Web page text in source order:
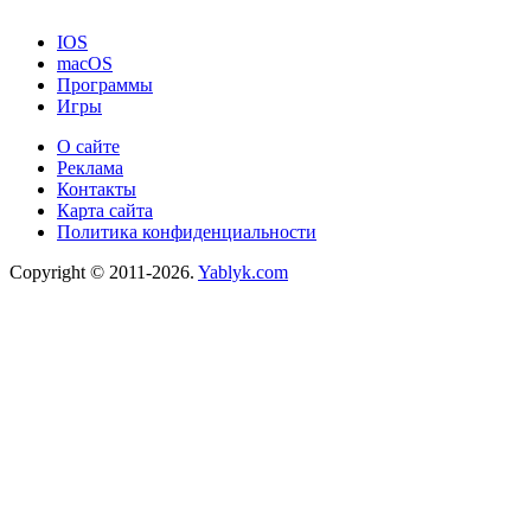
IOS
macOS
Программы
Игры
О сайте
Реклама
Контакты
Карта сайта
Политика конфиденциальности
Copyright © 2011-2026. Yablyk.сom